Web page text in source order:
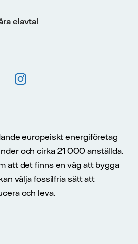
elavtal
europeiskt energiföretag
och cirka 21 000 anställda.
att det finns en väg att bygga
välja fossilfria sätt att
och leva.